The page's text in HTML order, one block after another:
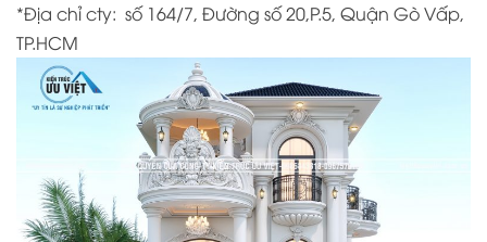
*Địa chỉ cty: số 164/7, Đường số 20,P.5, Quận Gò Vấp,
TP.HCM